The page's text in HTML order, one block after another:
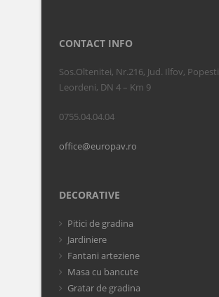
CONTACT INFO
Sos.Oltenitei, Nr.216, Jud. Ilfov, Popesti
Leordeni, DN 4 – Km 9
0755.04.04.04
office@europav.ro
DECORATIVE
Pitici de gradina
Jardiniere
Fantani arteziene
Masa cu bancute
Gratar de gradina